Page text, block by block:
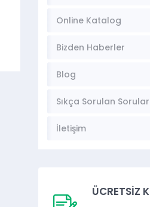
Online Katalog
Bizden Haberler
Blog
Sıkça Sorulan Sorular
İletişim
ÜCRETSİZ